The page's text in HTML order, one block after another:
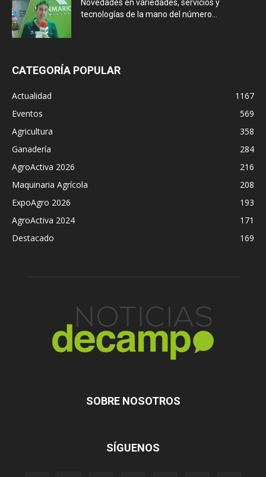
Novedades en variedades, servicios y
tecnologías de la mano del número...
CATEGORÍA POPULAR
Actualidad
1167
Eventos
569
Agricultura
358
Ganadería
284
AgroActiva 2026
216
Maquinaria Agrícola
208
ExpoAgro 2026
193
AgroActiva 2024
171
Destacado
169
SOBRE NOSOTROS
SÍGUENOS